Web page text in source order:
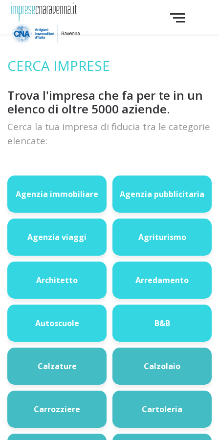
CERCA IMPRESE
Trova l'impresa che fa per te in un
elenco di oltre 5000 aziende.
Cerca la tua impresa di fiducia tra le categorie
elencate:
Agenzia immobiliare Agenzia pubblicitaria
Agenzia viaggi Agriturismo
Architetto Arredamento
Autoscuole B&B
Calzature Calzolaio
Carrozziere Cartoleria